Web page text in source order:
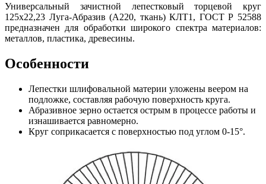
Универсальный зачистной лепестковый торцевой круг
125х22,23 Луга-Абразив (А220, ткань) КЛТ1, ГОСТ Р 52588
предназначен для обработки широкого спектра материалов:
металлов, пластика, древесины.
Особенности
Лепестки шлифовальной материи уложены веером на
подложке, составляя рабочую поверхность круга.
Абразивное зерно остается острым в процессе работы и
изнашивается равномерно.
Круг соприкасается с поверхностью под углом 0-15°.